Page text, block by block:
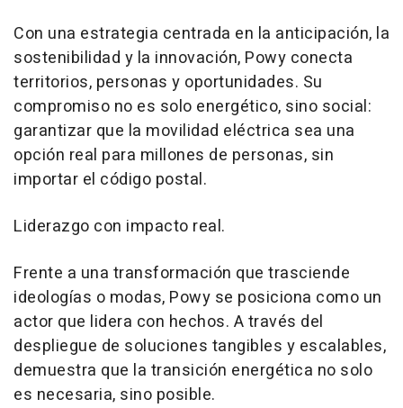
Con una estrategia centrada en la anticipación, la
sostenibilidad y la innovación, Powy conecta
territorios, personas y oportunidades. Su
compromiso no es solo energético, sino social:
garantizar que la movilidad eléctrica sea una
opción real para millones de personas, sin
importar el código postal.
Liderazgo con impacto real.
Frente a una transformación que trasciende
ideologías o modas, Powy se posiciona como un
actor que lidera con hechos. A través del
despliegue de soluciones tangibles y escalables,
demuestra que la transición energética no solo
es necesaria, sino posible.